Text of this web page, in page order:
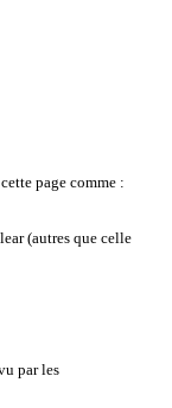
page comme :
(autres que celle
par les